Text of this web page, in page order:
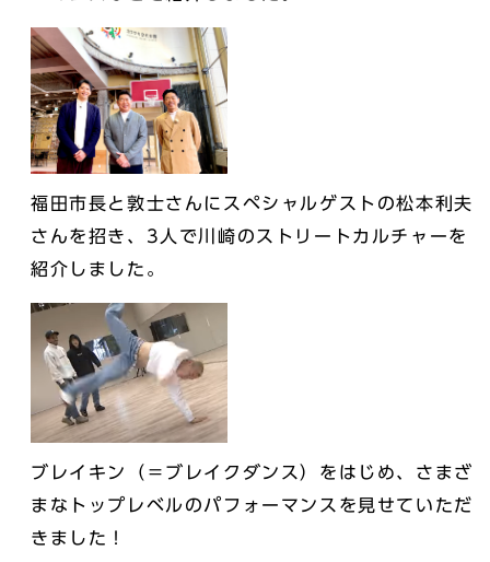
福田市長と敦士さんにスペシャルゲストの松本利夫
さんを招き、3人で川崎のストリートカルチャーを
紹介しました。
ブレイキン（＝ブレイクダンス）をはじめ、さまざ
まなトップレベルのパフォーマンスを見せていただ
きました！